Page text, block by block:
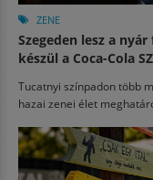
ZENE
Szegeden lesz a
készül a Coca-Cola
Tucatnyi színpadon több
hazai zenei élet